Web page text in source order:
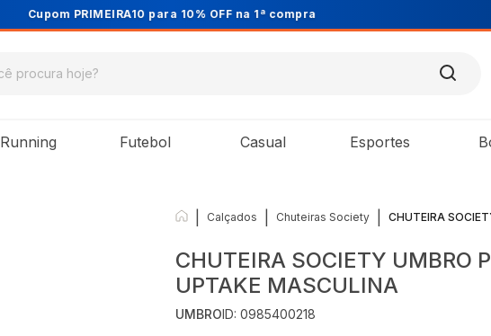
Cupom PRIMEIRA10 para 10% OFF na 1ª compra
Running Futebol Casual Esportes
Calçados Chuteiras Society
CHUTEIRA SOCIETY UMBRO
UPTAKE MASCULINA
UMBROID:0985400218